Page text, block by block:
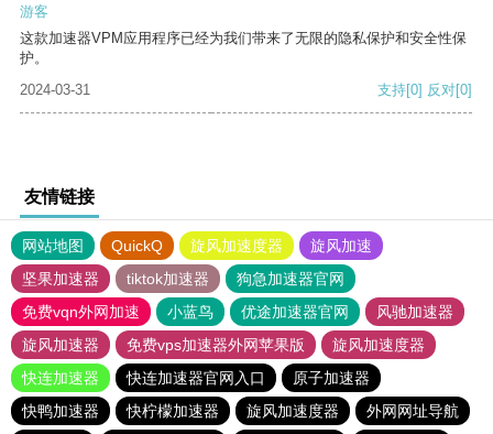
游客
这款加速器VPM应用程序已经为我们带来了无限的隐私保护和安全性保
护。
2024-03-31
支持[0] 反对[0]
友情链接
网站地图 QuickQ 旋风加速度器
旋风加速
坚果加速器
tiktok加速器
狗急加速器官网
免费vqn外网加速
小蓝鸟 优途加速器官网
风驰加速器
旋风加速器
免费vps加速器外网苹果版
旋风加速度器
快连加速器
快连加速器官网入口
原子加速器
快鸭加速器
快柠檬加速器 旋风加速度器
外网网址导航